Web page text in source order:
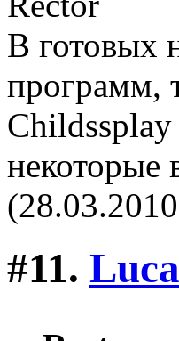
В готовых
программ,
некоторые
#11. Luca